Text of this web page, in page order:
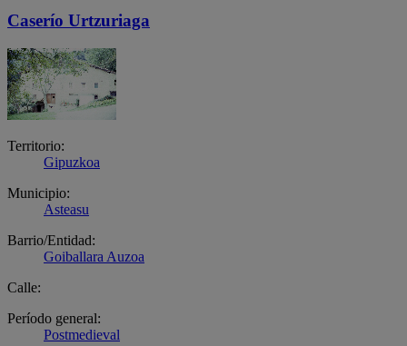
Caserío Urtzuriaga
Territorio:
Gipuzkoa
Municipio:
Asteasu
Barrio/Entidad:
Goiballara Auzoa
Calle:
Período general:
Postmedieval